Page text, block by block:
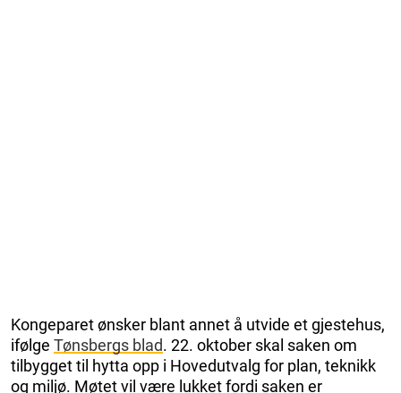
Kongeparet ønsker blant annet å utvide et gjestehus,
ifølge Tønsbergs blad. 22. oktober skal saken om
tilbygget til hytta opp i Hovedutvalg for plan, teknikk
og miljø. Møtet vil være lukket fordi saken er